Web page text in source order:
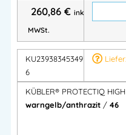
Technische Details
Merk
mal
Mod
KÜBLER®
260,86 € inkl.
MWSt.
KU2393834534974
6
KÜBLER® PROTECTIQ
warngelb/anthrazit/ 46